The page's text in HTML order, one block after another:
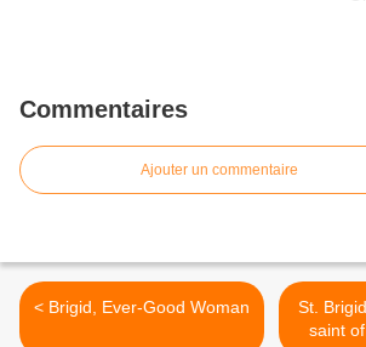
Commentaires
Ajouter un commentaire
< Brigid, Ever-Good Woman
St.
saint